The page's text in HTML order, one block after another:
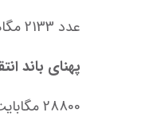
عدد 2133 مگاهرتز
پهنای باند
28800 مگابایت بر ثانیه